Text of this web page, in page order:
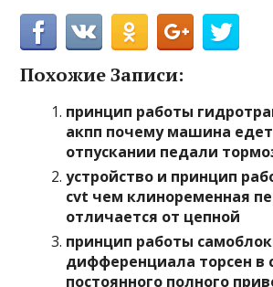
Похожие Записи:
принцип работы
акпп почему машина
отпускании педали
устройство и принцип
cvt чем клиноременная
отличается от цепной
принцип работы
дифференциала торсен в
постоянного полного